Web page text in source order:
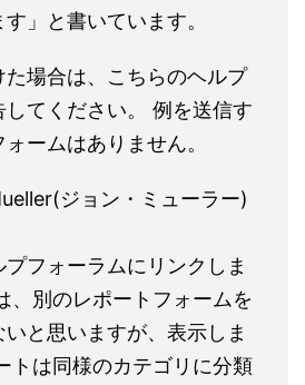
」と書いています。
場合は、こちらのヘルプ
してください。 例を送信す
ームはありません。
ジョン・ミューラー)
フォーラムにリンクしま
、別のレポートフォームを
と思いますが、表示しま
トは同様のカテゴリに分類